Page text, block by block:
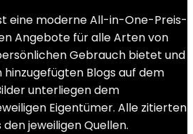
eine moderne All-in-One-Preis-
Angebote für alle Arten von
Gebrauch bietet und
hinzugefügten Blogs auf dem
unterliegen dem
Eigentümer. Alle zitierten
jeweiligen Quellen.